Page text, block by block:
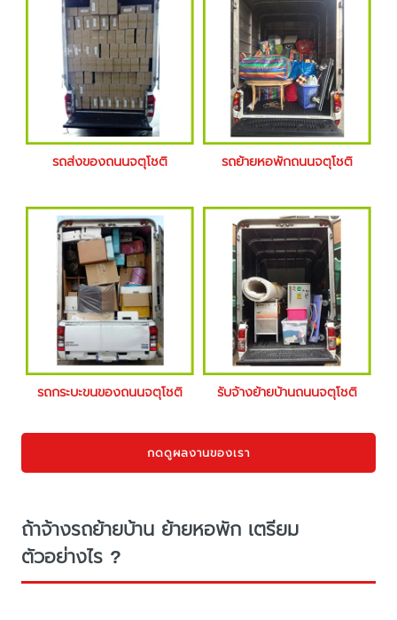
รถส่งของถนนจตุโชติ รถย้ายหอพักถนนจตุโชติ
รถกระบะขนของถนนจตุโชติ รับจ้างย้ายบ้านถนนจตุโชติ
กดดูผลงานของเรา
ถ้าจ้างรถย้ายบ้าน ย้ายหอพัก เตรียม
ตัวอย่างไร ?